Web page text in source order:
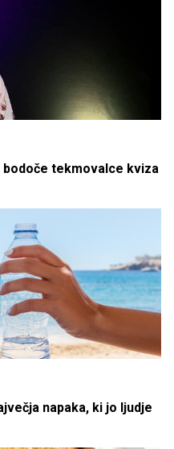
tekmovalce kviza
napaka, ki jo ljudje